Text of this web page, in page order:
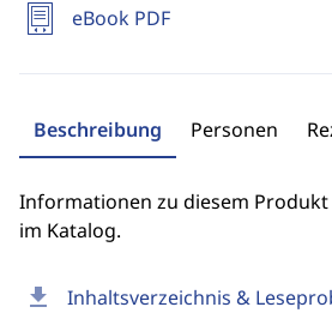
download Inhaltsverzeichnis &
eBook PDF
Beschreibung Personen
Informationen zu diesem
im Katalog.